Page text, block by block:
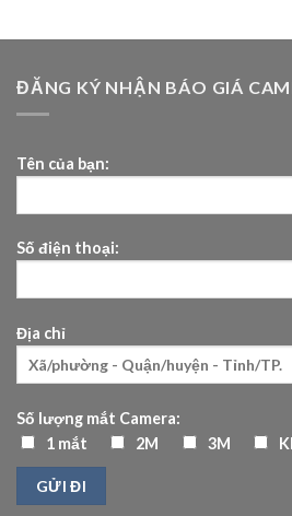
ĐĂNG KÝ NHẬN BÁO GIÁ
Tên của bạn:
Số điện thoại:
Địa chỉ
Số lượng mắt Camera:
1 mắt
2M 3M